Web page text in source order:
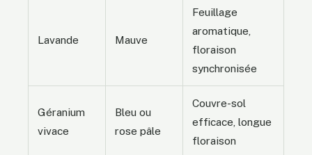
Lavande Mauve
Feuillage
aromatique,
floraison
synchronisée
Géranium
vivace
Bleu ou
rose pâle
Couvre-sol
efficace, longue
floraison